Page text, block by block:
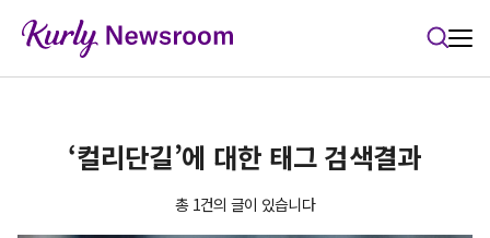
‘컬리단길’에 대한 태그 검색결과
총 1건의 글이 있습니다